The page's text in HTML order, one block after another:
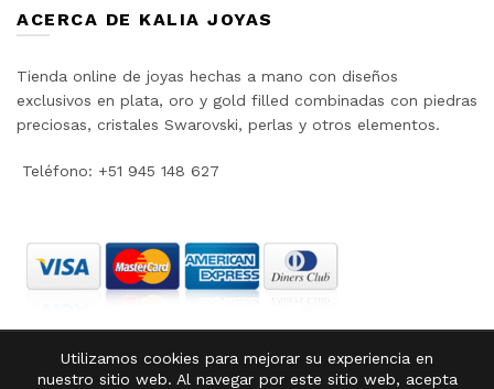
ACERCA DE KALIA JOYAS
Tienda online de joyas hechas a mano con diseños
exclusivos en plata, oro y gold filled combinadas con piedras
preciosas, cristales Swarovski, perlas y otros elementos.
Teléfono: +51 945 148 627
Utilizamos cookies para mejorar su experiencia en
nuestro sitio web. Al navegar por este sitio web, acepta